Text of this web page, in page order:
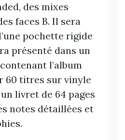
des mixes
faces B. Il sera
pochette rigide
présenté dans un
l’album
60 titres sur vinyle
livret de 64 pages
notes détaillées et